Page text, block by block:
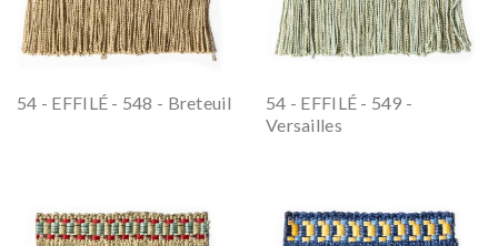
54 - EFFILÉ - 548 - Breteuil
54 - EFFILÉ - 549 -
Versailles